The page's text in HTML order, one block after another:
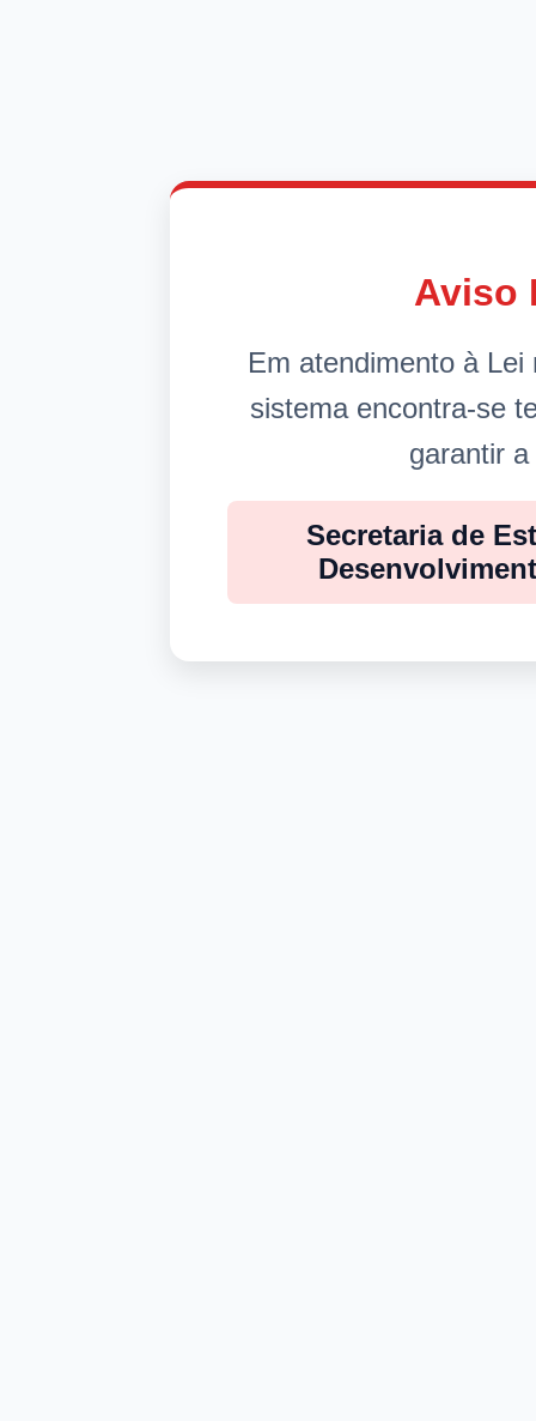
Aviso
Em atendimento à
sistema encontra-se
garantir
Secretaria de